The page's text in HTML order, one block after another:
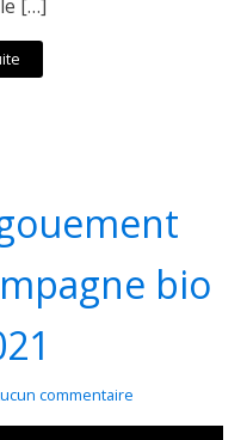
[…]
bio
commentaire